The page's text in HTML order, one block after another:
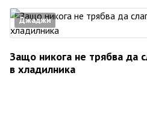
Джаджи
Защо никога не трябва да
в хладилника